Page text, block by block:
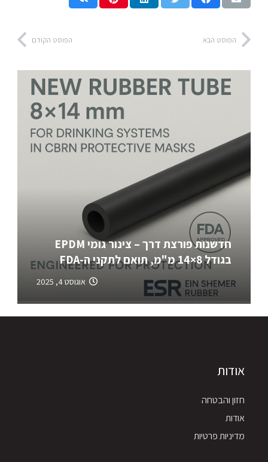
הפוסט הקודם הפוסט הבא
חדשנות פורצת דרך – צינור גומי EPDM
בגודל 8×14 מ"מ, תואם לתקני ה-FDA
אוגוסט 4, 2025
אודות
חזון והבטחה
אודות
מדיניות פרטיות